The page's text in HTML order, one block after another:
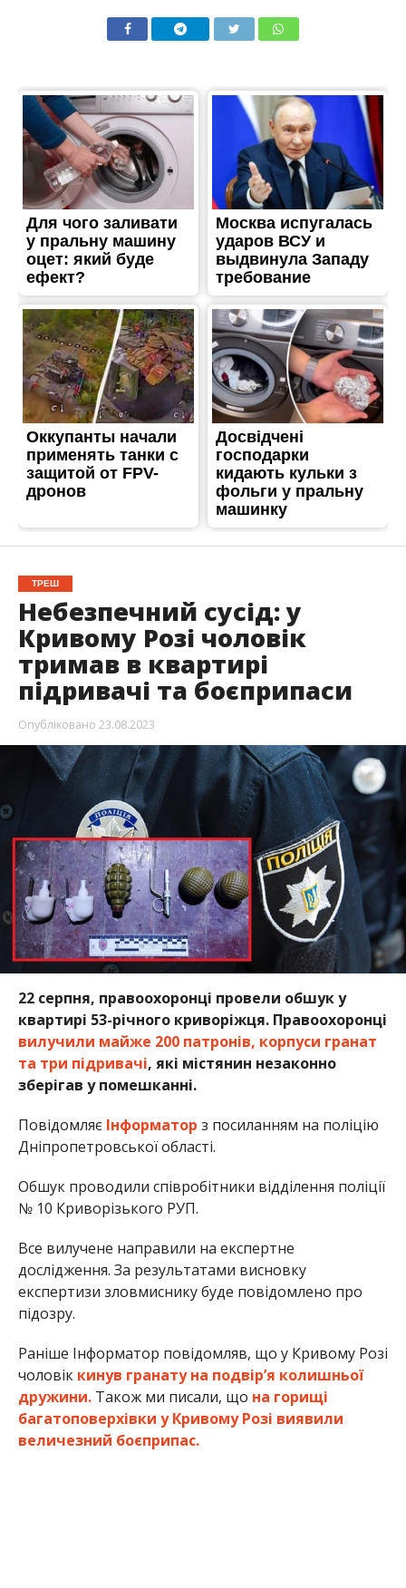
ТРЕШ
Небезпечний сусід: у
Кривому Розі чоловік
тримав в квартирі
підривачі та боєприпаси
Опубліковано 23.08.2023
22 серпня, правоохоронці провели обшук у
квартирі 53-річного криворіжця. Правоохоронці
вилучили майже 200 патронів, корпуси гранат
та три підривачі, які містянин незаконно
зберігав у помешканні.
Повідомляє Інформатор з посиланням на поліцію
Дніпропетровської області.
Обшук проводили співробітники відділення поліції
№ 10 Криворізького РУП.
Все вилучене направили на експертне
дослідження. За результатами висновку
експертизи зловмиснику буде повідомлено про
підозру.
Раніше Інформатор повідомляв, що у Кривому Розі
чоловік кинув гранату на подвір’я колишньої
дружини.Також ми писали, що на горищі
багатоповерхівки у Кривому Розі виявили
величезний боєприпас.